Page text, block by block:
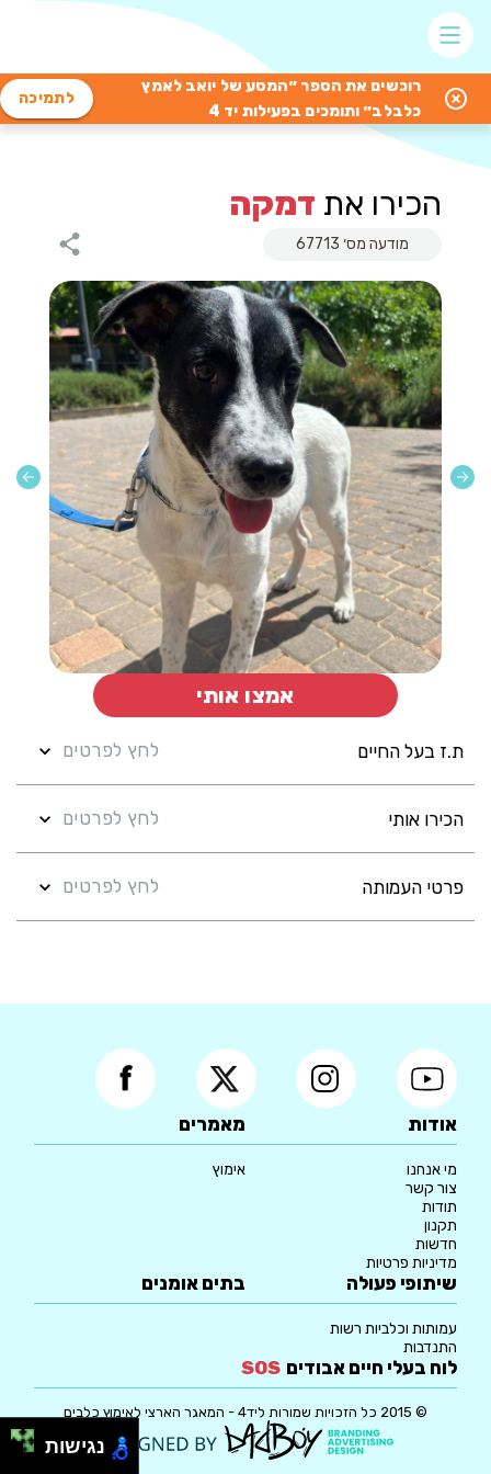
רוכשים את הספר ״המסע של יואב לאמץ
כלבלב״ ותומכים בפעילות יד 4
לתמיכה
הכירו את דמקה
מודעה מס׳ 67713
ת.ז בעל החיים לחץ לפרטים
הכירו אותי לחץ לפרטים
פרטי העמותה לחץ לפרטים
אמצו אותי
אודות
מי אנחנו
צור קשר
תודות
תקנון
חדשות
מדיניות פרטיות
מאמרים
אימוץ
שיתופי פעולה
עמותות וכלביות רשות
התנדבות
בתים אומנים
לוח בעלי חיים אבודים SOS
© 2015 כל הזכויות שמורות ליד4 - המאגר הארצי לאימוץ כלבים
נגישות